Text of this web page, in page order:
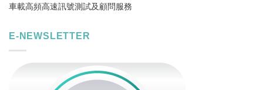
車載高頻高速訊號測試及顧問服務
E-NEWSLETTER